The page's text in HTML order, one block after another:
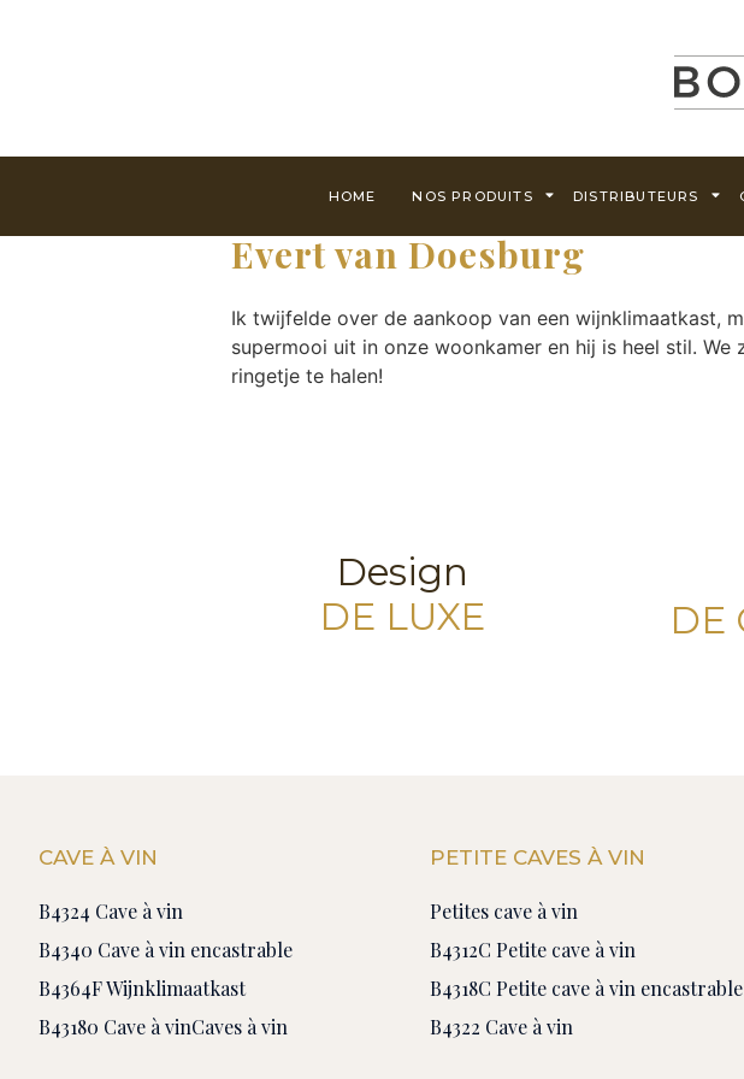
HOME NOS PRODUITS DISTRIBUTEURS
Evert van Doesburg
Ik twijfelde over de aankoop van een wijnklimaatkast,
supermooi uit in onze woonkamer en hij is heel stil.
ringetje te halen!
Design
DE LUXE
DE
CAVE À VIN
B4324 Cave à vin
B4340 Cave à vin encastrable
B4364F Wijnklimaatkast
B43180 Cave à vinCaves à vin
PETITE CAVES À VIN
Petites cave à vin
B4312C Petite cave à vin
B4318C Petite cave à vin encastrable
B4322 Cave à vin